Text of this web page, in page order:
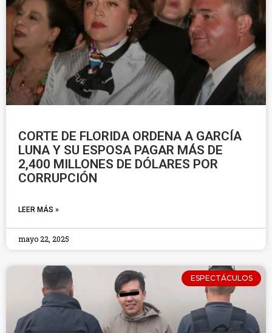
CORTE DE FLORIDA ORDENA A GARCÍA
LUNA Y SU ESPOSA PAGAR MÁS DE
2,400 MILLONES DE DÓLARES POR
CORRUPCIÓN
LEER MÁS »
mayo 22, 2025
ESPECTÁCULOS